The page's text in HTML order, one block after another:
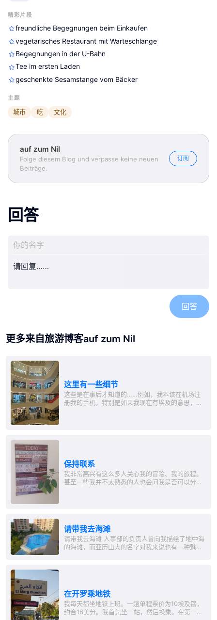
精彩片段
freundliche Begegnungen beim Einkaufen
vegetarisches Restaurant mit Warteschlange
Begegnungen in der U-Bahn
Tee im ersten Laden
geschenkte Sesamstange vom Bäcker
主题
城市 吃 文化
auf zum Nil
Folge diesem Blog und verpasse keine neuen
Beiträge.
订阅
回答
回答
更多来自旅游博客auf zum Nil
这里有一些细节
这些是在事后才知道的……例如，我本该在机场注
册我的手机，特别是如果我现在有埃及的意思，否
保持联系
我非常高兴有这么多人关心我的冒险、我的旅程。
甚至一些我并不太熟悉的人也会问我是否可以分享
考虑到了我的父母，他们不使用社交媒体。我很高
兴如果你们能和我分享你们的近...
请带我去海滩
请带我去海滩 人事部的负责人曾向我描绘了地中海
的海滩，而亚历山大的名字对我来说也有一种魅
在开罗乘地铁
我每天都坐地铁上班。一趟单程票价为10埃及镑，
约合16美分。我首先坐一站，然后换乘。在第一个